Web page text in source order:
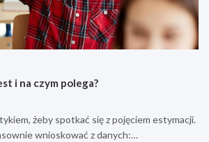
i na czym polega?
żeby spotkać się z pojęciem estymacji.
wnioskować z danych:…